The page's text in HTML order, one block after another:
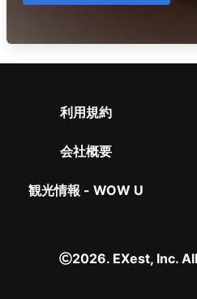
利用規約
会社概要
観光情報 - WOW U
2026. EXest, Inc.